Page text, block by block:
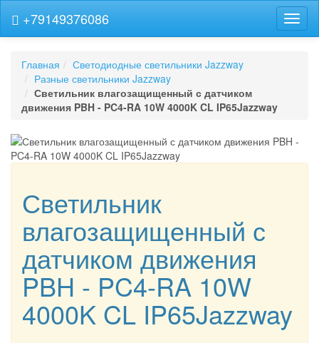
+79149376086
Главная
Светодиодные светильники Jazzway
Разные светильники Jazzway
Светильник влагозащищенный с датчиком
движения PBH - PC4-RA 10W 4000K CL IP65Jazzway
Светильник
влагозащищенный с
датчиком движения
PBH - PC4-RA 10W
4000K CL IP65Jazzway